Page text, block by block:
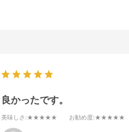
良かったです。
美味しさ :★★★★★ お勧め度:★★★★★